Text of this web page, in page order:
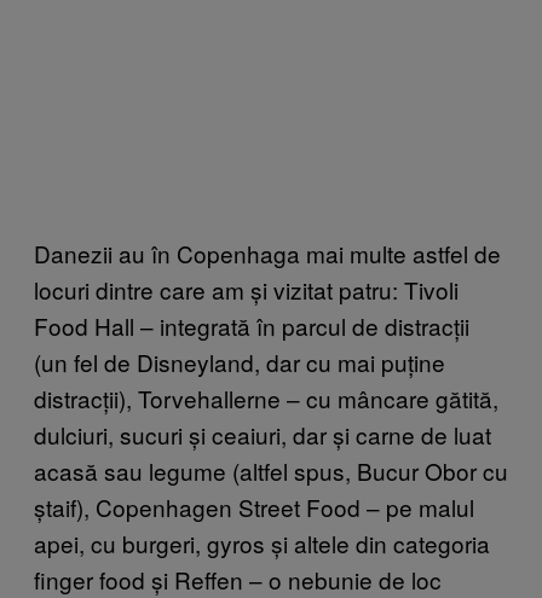
Danezii au în Copenhaga mai multe astfel de
locuri dintre care am și vizitat patru: Tivoli
Food Hall – integrată în parcul de distracții
(un fel de Disneyland, dar cu mai puține
distracții), Torvehallerne – cu mâncare gătită,
dulciuri, sucuri și ceaiuri, dar și carne de luat
acasă sau legume (altfel spus, Bucur Obor cu
ștaif), Copenhagen Street Food – pe malul
apei, cu burgeri, gyros și altele din categoria
finger food și Reffen – o nebunie de loc